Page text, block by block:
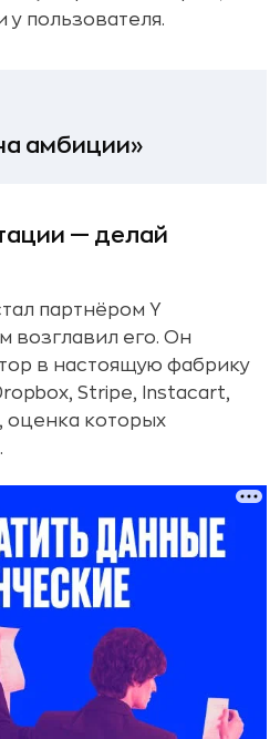
у пользователя.
амбиции»
— делай
партнёром Y
возглавил его. Он
в настоящую фабрику
Stripe, Instacart,
оценка которых